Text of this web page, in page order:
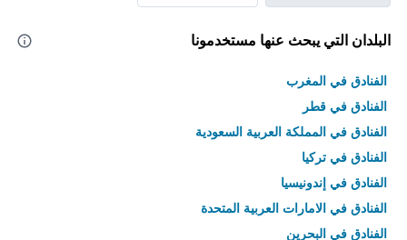
البلدان التي يبحث عنها مستخدمونا
الفنادق في المغرب
الفنادق في قطر
الفنادق في المملكة العربية السعودية
الفنادق في تركيا
الفنادق في إندونيسيا
الفنادق في الامارات العربية المتحدة
الفنادق في البحرين